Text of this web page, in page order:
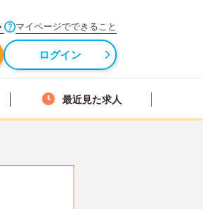
マイページでできること
ログイン
最近見た求人